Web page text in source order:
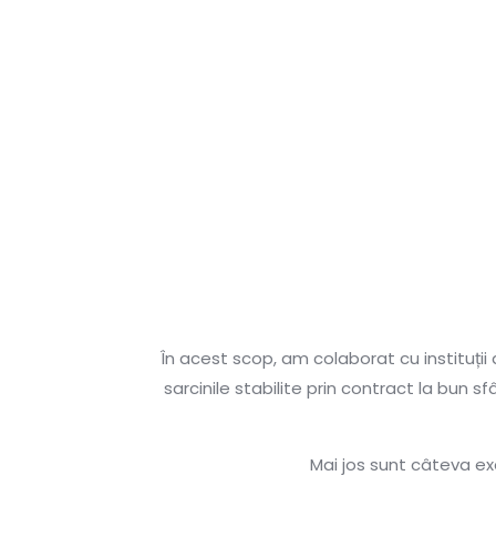
În acest scop, am colaborat cu instituții
sarcinile stabilite prin contract la bun
Mai jos sunt câteva